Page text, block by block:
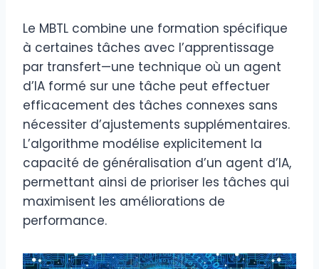
Le MBTL combine une formation spécifique
à certaines tâches avec l’apprentissage
par transfert—une technique où un agent
d’IA formé sur une tâche peut effectuer
efficacement des tâches connexes sans
nécessiter d’ajustements supplémentaires.
L’algorithme modélise explicitement la
capacité de généralisation d’un agent d’IA,
permettant ainsi de prioriser les tâches qui
maximisent les améliorations de
performance.